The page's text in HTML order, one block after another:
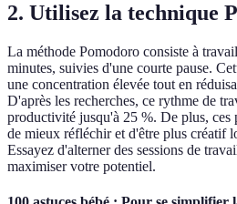
2. Utilisez la technique
La méthode Pomodoro consiste à
minutes, suivies d'une courte pause.
une concentration élevée tout en
D'après les recherches, ce rythme de
productivité jusqu'à 25 %. De plus, ces
de mieux réfléchir et d'être plus créatif
Essayez d'alterner des sessions de
maximiser votre potentiel.